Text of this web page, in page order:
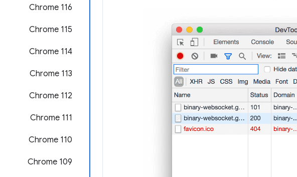
Chrome 116
Chrome 115
Chrome 114
Chrome 113
‫Chrome 112
‫Chrome 111
Chrome 110
Chrome 109